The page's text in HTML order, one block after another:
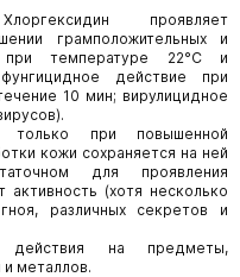
проявляет
грамположительных и
при температуре 22°С и
действие при
10 мин; вирулицидное
при повышенной
кожи сохраняется на ней
для проявления
(хотя несколько
различных секретов и
действия на предметы,
и металлов.